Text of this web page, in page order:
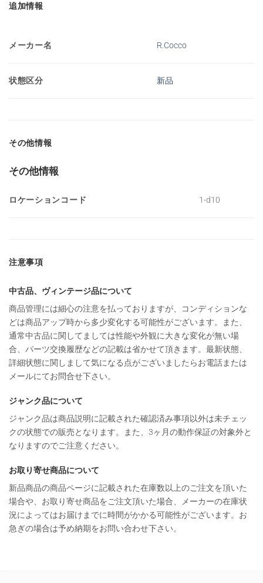
追加情報
メーカー名 R.Cocco
状態区分 新品
その他情報
その他情報
ロケーションコード 1-d10
注意事項
中古品、ヴィンテージ品について
商品管理には細心の注意を払っておりますが、コンディションな
どは商品アップ時から多少変化する可能性がございます。また、
通常中古品に関してましては性能や外観に大きな変化が無い場
合、パーツ交換履歴などの記載は省かせて頂きます。最新状態、
詳細状態に関しまして気になる点がございましたらお電話または
メールにてお問合せ下さい。
ジャンク品について
ジャンク品は商品説明に記載された確認済み事項以外は未チェッ
クの状態での販売となります。また、3ヶ月の動作保証の対象外と
なりますのでご注意ください。
お取り寄せ商品について
新品商品の商品ページに記載された在庫数以上のご注文を頂いた
場合や、お取り寄せ商品をご注文頂いた場合、メーカーの在庫状
況によってはお届けまでに時間がかかる可能性がございます。お
急ぎの場合は予め納期をお問い合わせ下さい。